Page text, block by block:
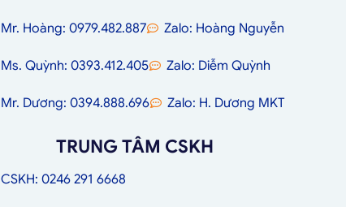
Mr. Hoàng: 0979.482.887 Zalo: Hoàng Nguyễn
Ms. Quỳnh: 0393.412.405 Zalo: Diễm Quỳnh
Mr. Dương: 0394.888.696 Zalo: H. Dương MKT
TRUNG TÂM CSKH
CSKH: 0246 291 6668